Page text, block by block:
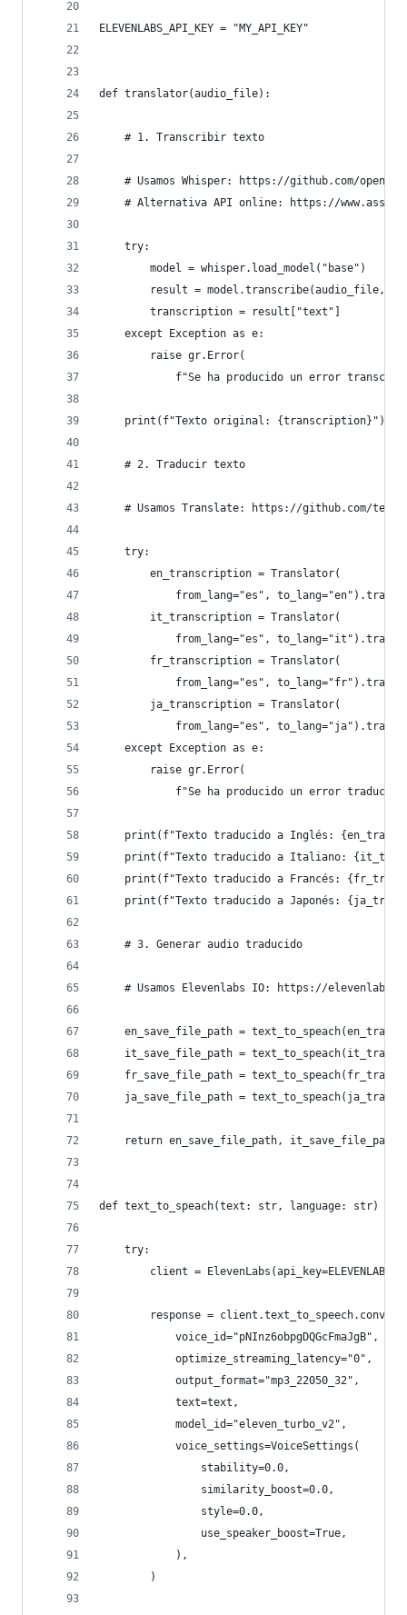
ELEVENLABS_API_KEY = "MY_API_KEY"
def translator(audio_file):
    # 1. Transcribir texto
# Usamos Whisper: https://github.com/
# Alternativa API online: https://
    try:
        model = whisper.load_model("base")
result = model.transcribe(audio_file,
        transcription = result["text"]
    except Exception as e:
        raise gr.Error(
f"Se ha producido un error
    print(f"Texto original: {transcription}")
    # 2. Traducir texto
# Usamos Translate: https://github.com/
    try:
        en_transcription = Translator(
from_lang="es",
        it_transcription = Translator(
from_lang="es",
        fr_transcription = Translator(
from_lang="es",
        ja_transcription = Translator(
from_lang="es",
    except Exception as e:
        raise gr.Error(
f"Se ha producido un error
print(f"Texto traducido a Inglés:
print(f"Texto traducido a Italiano:
print(f"Texto traducido a Francés:
print(f"Texto traducido a Japonés:
    # 3. Generar audio traducido
# Usamos Elevenlabs IO: https://
en_save_file_path =
it_save_file_path =
fr_save_file_path =
ja_save_file_path =
return en_save_file_path,
def text_to_speach(text: str, language: str) ->
    try:
client =
response =
voice_id="pNInz6obpgDQGcFmaJgB",  #
            optimize_streaming_latency="0",
            output_format="mp3_22050_32",
            text=text,
            model_id="eleven_turbo_v2",
            voice_settings=VoiceSettings(
                stability=0.0,
                similarity_boost=0.0,
                style=0.0,
                use_speaker_boost=True,
            ),
        )